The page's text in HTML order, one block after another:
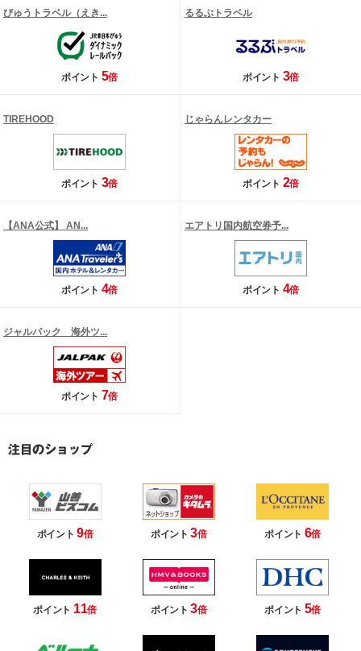
びゅうトラベル（えき...
ポイント 5倍
るるぶトラベル
ポイント 3倍
TIREHOOD
ポイント 3倍
じゃらんレンタカー
ポイント 2倍
【ANA公式】 AN...
ポイント 4倍
エアトリ国内航空券予...
ポイント 4倍
ジャルパック 海外ツ...
ポイント 7倍
ポイント9倍 ポイント3倍 ポイント 6倍
ポイント 11倍 ポイント3倍 ポイント 5倍